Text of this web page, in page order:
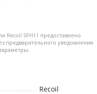
вашему оборудованию.
Кованая латунь с
• Калибр кабеля: 4/8 AWG
100А
Recoil SFH11 предоставлено
предварительного уведомления
Recoil